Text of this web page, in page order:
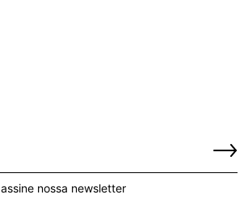
assine nossa newsletter